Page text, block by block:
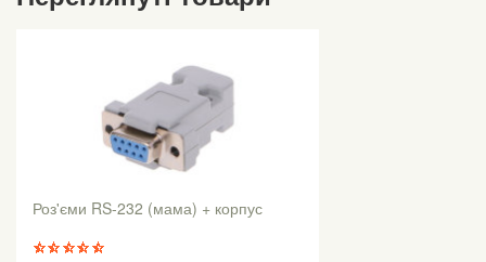
Роз'єми RS-232 (мама) + корпус